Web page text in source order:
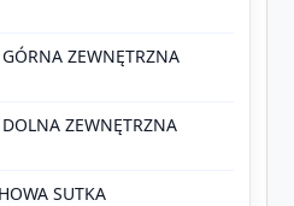
ZEWNĘTRZNA
ZEWNĘTRZNA
SUTKA